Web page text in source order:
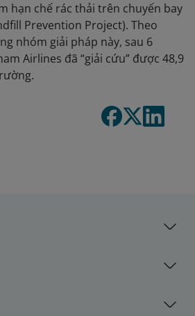
hạn chế rác thải trên chuyến bay
Prevention Project). Theo
nhóm giải pháp này, sau 6
Airlines đã “giải cứu” được 48,9